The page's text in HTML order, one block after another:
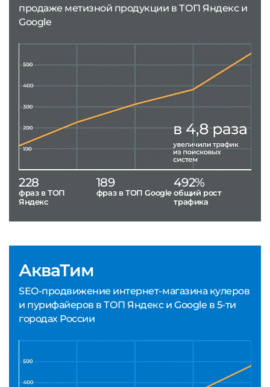
АкваТим
SEO-продвижение интернет-магазина кулеров
и пурифайеров в ТОП Яндекс и Google в 5-ти
городах России
продаже метизной продукции в ТОП Яндекс и
Google
228
фраз в ТОП
Яндекс
189
фраз в ТОП Google
492%
общий рост
трафика